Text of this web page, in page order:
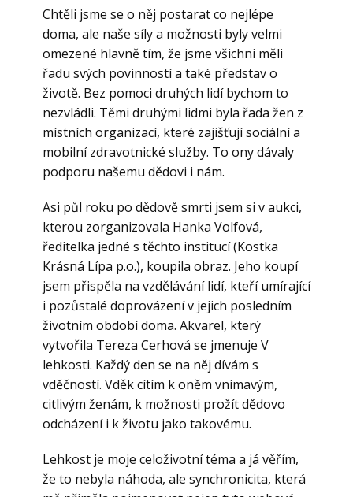
Chtěli jsme se o něj postarat co nejlépe
doma, ale naše síly a možnosti byly velmi
omezené hlavně tím, že jsme všichni měli
řadu svých povinností a také představ o
životě. Bez pomoci druhých lidí bychom to
nezvládli. Těmi druhými lidmi byla řada žen z
místních organizací, které zajišťují sociální a
mobilní zdravotnické služby. To ony dávaly
podporu našemu dědovi i nám.
Asi půl roku po dědově smrti jsem si v aukci,
kterou zorganizovala Hanka Volfová,
ředitelka jedné s těchto institucí (Kostka
Krásná Lípa p.o.), koupila obraz. Jeho koupí
jsem přispěla na vzdělávání lidí, kteří umírající
i pozůstalé doprovázení v jejich posledním
životním období doma. Akvarel, který
vytvořila Tereza Cerhová se jmenuje V
lehkosti. Každý den se na něj dívám s
vděčností. Vděk cítím k oněm vnímavým,
citlivým ženám, k možnosti prožít dědovo
odcházení i k životu jako takovému.
Lehkost je moje celoživotní téma a já věřím,
že to nebyla náhoda, ale synchronicita, která